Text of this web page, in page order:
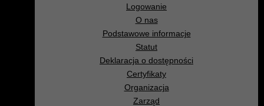
Logowanie
O nas
Podstawowe informacje
Statut
Deklaracja o dostępności
Certyfikaty
Organizacja
Zarząd